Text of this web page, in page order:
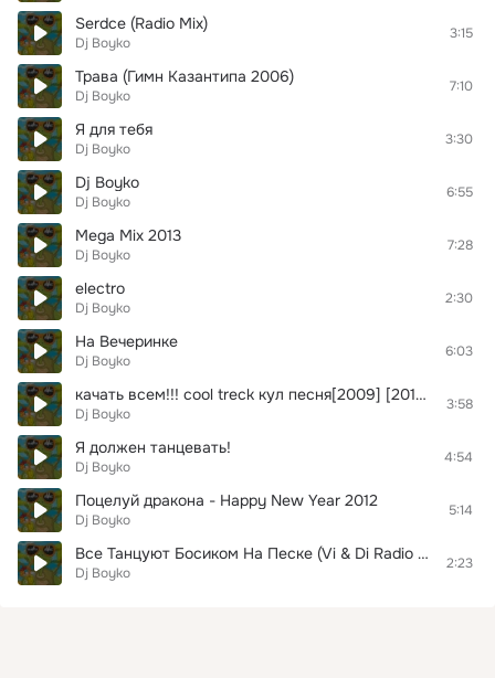
Serdce (Radio Mix)
Dj Boyko
3:15
Трава (Гимн Казантипа 2006)
Dj Boyko
7:10
Я для тебя
Dj Boyko
3:30
Dj Boyko
Dj Boyko
6:55
Mega Mix 2013
Dj Boyko
7:28
electro
Dj Boyko
2:30
На Вечеринке
Dj Boyko
6:03
качать всем!!! cool treck кул песня[2009] [2010] [by Олег`]
Dj Boyko
3:58
Я должен танцевать!
Dj Boyko
4:54
Поцелуй дракона - Happy New Year 2012
Dj Boyko
5:14
Все Танцуют Босиком На Песке (Vi & Di Radio Mix)
Dj Boyko
2:23